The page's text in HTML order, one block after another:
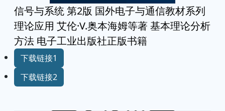
信号与系统 第2版 国外电子与通信教材系列
理论应用 艾伦·V.奥本海姆等著 基本理论分析
方法 电子工业出版社正版书籍
下载链接1
下载链接2